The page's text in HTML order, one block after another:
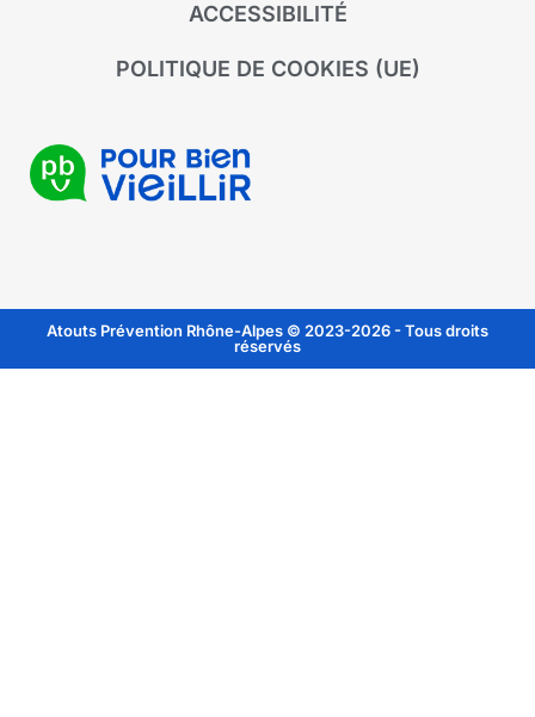
ACCESSIBILITÉ
POLITIQUE DE COOKIES (UE)
Atouts Prévention Rhône-Alpes © 2023-2026 - Tous droits
réservés